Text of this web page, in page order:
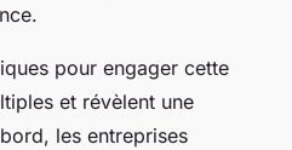
pour engager cette
et révèlent une
les entreprises